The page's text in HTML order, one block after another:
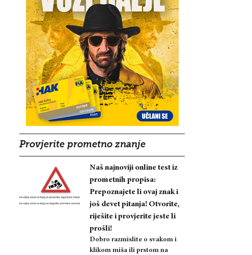
Provjerite prometno znanje
Naš najnoviji online test iz
prometnih propisa:
Prepoznajete li ovaj znak i
još devet pitanja! Otvorite,
riješite i provjerite jeste li
prošli!
Dobro razmislite o svakom i
klikom miša ili prstom na